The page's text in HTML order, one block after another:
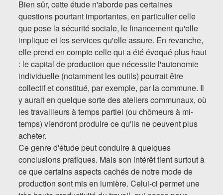
Bien sûr, cette étude n'aborde pas certaines
questions pourtant importantes, en particulier celle
que pose la sécurité sociale, le financement qu'elle
implique et les services qu'elle assure. En revanche,
elle prend en compte celle qui a été évoqué plus haut
: le capital de production que nécessite l'autonomie
individuelle (notamment les outils) pourrait être
collectif et constitué, par exemple, par la commune. Il
y aurait en quelque sorte des ateliers communaux, où
les travailleurs à temps partiel (ou chômeurs à mi-
temps) viendront produire ce qu'ils ne peuvent plus
acheter.
Ce genre d'étude peut conduire à quelques
conclusions pratiques. Mais son intérêt tient surtout à
ce que certains aspects cachés de notre mode de
production sont mis en lumière. Celui-ci permet une